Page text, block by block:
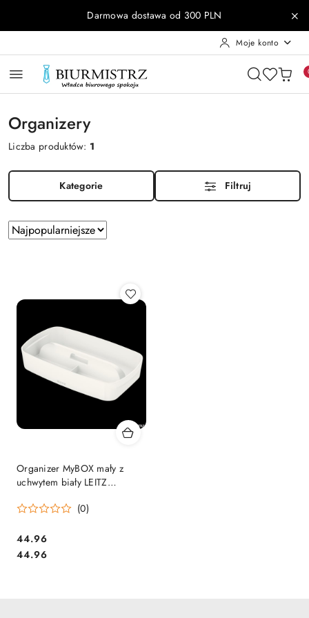
Przejdź do treści głównej
Przejdź do wyszukiwarki
Przejdź do moje konto
Przejdź do menu głównego
Przejdź do stopkiDarmowa dostawa od 300 PLN
Moje konto
Organizery
Liczba produktów: 1
Kategorie Filtruj
Zastosowano
sortowanie:
Sortuj
według
Organizer MyBOX mały z
uchwytem biały LEITZ
(0)
Cena:
44.96
Cena:
44.96